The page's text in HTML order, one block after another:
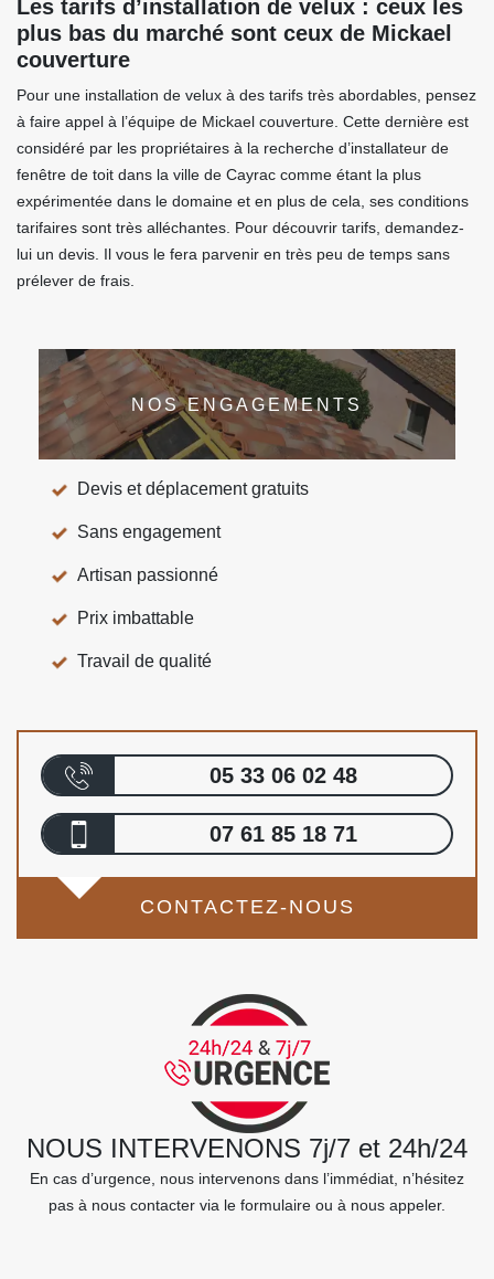
Les tarifs d’installation de velux : ceux les
plus bas du marché sont ceux de Mickael
couverture
Pour une installation de velux à des tarifs très abordables, pensez
à faire appel à l’équipe de Mickael couverture. Cette dernière est
considéré par les propriétaires à la recherche d’installateur de
fenêtre de toit dans la ville de Cayrac comme étant la plus
expérimentée dans le domaine et en plus de cela, ses conditions
tarifaires sont très alléchantes. Pour découvrir tarifs, demandez-
lui un devis. Il vous le fera parvenir en très peu de temps sans
prélever de frais.
NOS ENGAGEMENTS
Devis et déplacement gratuits
Sans engagement
Artisan passionné
Prix imbattable
Travail de qualité
05 33 06 02 48
07 61 85 18 71
CONTACTEZ-NOUS
NOUS INTERVENONS 7j/7 et 24h/24
En cas d’urgence, nous intervenons dans l’immédiat, n’hésitez
pas à nous contacter via le formulaire ou à nous appeler.